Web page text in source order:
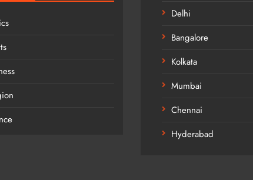
Delhi
Bangalore
Kolkata
Mumbai
Chennai
Hyderabad